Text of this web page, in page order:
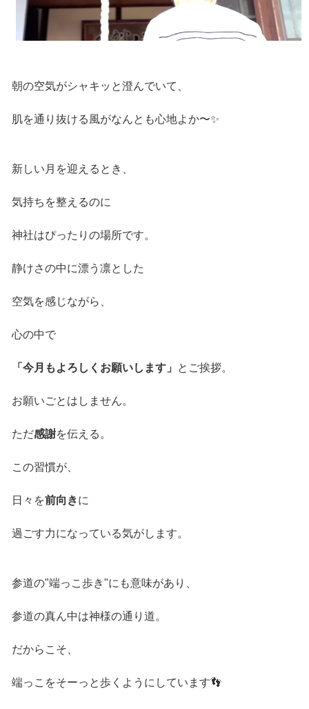
朝の空気がシャキッと澄んでいて、
肌を通り抜ける風がなんとも心地よか〜✨
新しい月を迎えるとき、
気持ちを整えるのに
神社はぴったりの場所です。
静けさの中に漂う凛とした
空気を感じながら、
心の中で
「今月もよろしくお願いします」 とご挨拶。
お願いごとはしません。
ただ感謝を伝える。
この習慣が、
日々を前向きに
過ごす力になっている気がします。
参道の"端っこ歩き"にも意味があり、
参道の真ん中は神様の通り道。
だからこそ、
端っこをそーっと歩くようにしています👣